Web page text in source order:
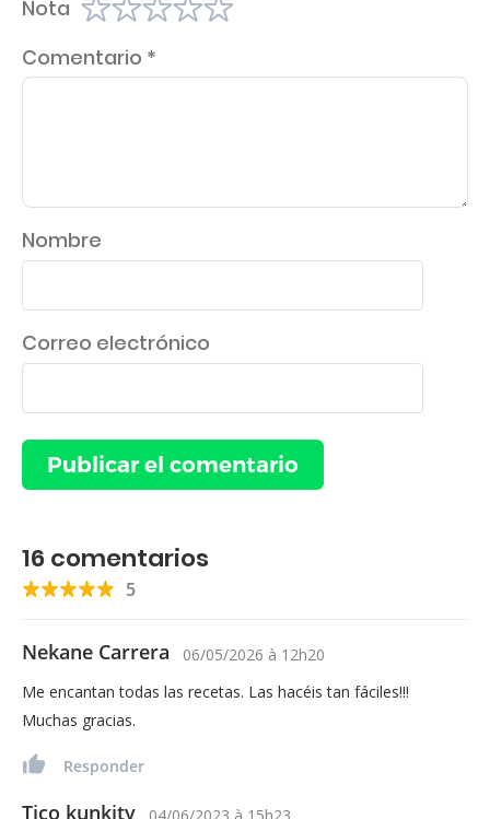
Nota
Comentario *
Nombre
Correo electrónico
16comentarios
5
Nekane Carrera 06/05/2026 à 12h20
Me encantan todas las recetas. Las hacéis tan fáciles!!!
Muchas gracias.
Responder
Tico kunkity